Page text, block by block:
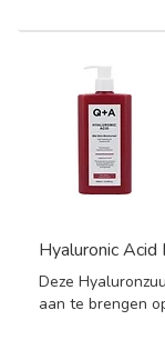
Hyaluronic
Deze
aan te brengen